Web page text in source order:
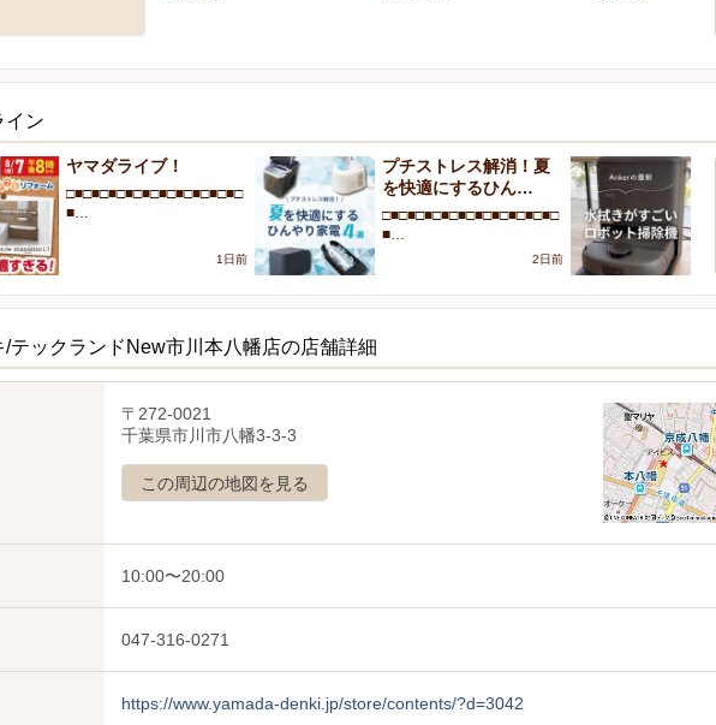
イン
ヤマダライブ！
□■□■□■□■□■□■□■□■□■□■□
■…
1日前
プチストレス解消！夏
を快適にするひん…
□■□■□■□■□■□■□■□■□■□■□
■…
2日前
/テックランドNew市川本八幡店の店舗詳細
〒272-0021
千葉県市川市八幡3-3-3
この周辺の地図を見る
10:00〜20:00
047-316-0271
https://www.yamada-denki.jp/store/contents/?d=3042